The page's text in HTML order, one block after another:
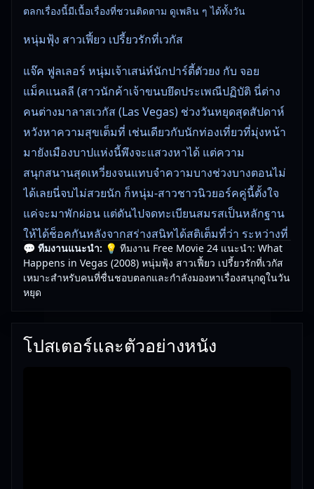
ตลกเรื่องนี้มีเนื้อเรื่องที่ชวนติดตาม ดูเพลิน ๆ ได้ทั้งวัน
หนุ่มฟุ้ง สาวเฟี้ยว เปรี้ยวรักที่เวกัส
แจ๊ค ฟูลเลอร์ หนุ่มเจ้าเสน่ห์นักปาร์ตี้ตัวยง กับ จอย
แม็คแนลลี (สาวนักค้าเจ้าขนบยึดประเพณีปฏิบัติ นี่ต่าง
คนต่างมาลาสเวกัส (Las Vegas) ช่วงวันหยุดสุดสัปดาห์
หวังหาความสุขเต็มที่ เช่นเดียวกับนักท่องเที่ยวที่มุ่งหน้า
มายังเมืองบาปแห่งนี้พึงจะแสวงหาได้ แต่ความ
สนุกสนานสุดเหวี่ยงจนแทบจำความบางช่วงบางตอนไม่
ได้เลยนี่จบไม่สวยนัก ก็หนุ่ม-สาวชาวนิวยอร์คคู่นี้ตั้งใจ
แค่จะมาพักผ่อน แต่ดันไปจดทะเบียนสมรสเป็นหลักฐาน
ให้ได้ช็อคกันหลังจากสร่างสนิทได้สติเต็มที่ว่า ระหว่างที่
หฤหรรษ์สไตล์เวกัสกันนี่ได้ทำผิดครั้งสำคัญทำพลาดครั้ง
มหันต์เข้าให้เต็มๆ
💬 ทีมงานแนะนำ: 💡 ทีมงาน Free Movie 24 แนะนำ: What
Happens in Vegas (2008) หนุ่มฟุ้ง สาวเฟี้ยว เปรี้ยวรักที่เวกัส
เหมาะสำหรับคนที่ชื่นชอบตลกและกำลังมองหาเรื่องสนุกดูในวัน
หยุด
โปสเตอร์และตัวอย่างหนัง